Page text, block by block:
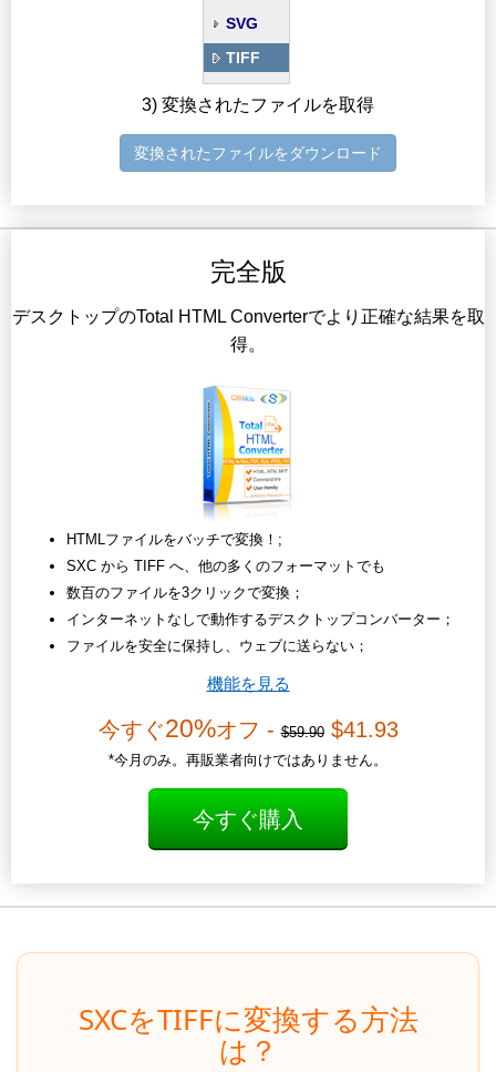
SVG
TIFF
3) 変換されたファイルを取得
変換されたファイルをダウンロード
完全版
デスクトップのTotal HTML Converterでより正確な結果を取
得。
HTMLファイルをバッチで変換！;
SXC から TIFF へ、他の多くのフォーマットでも
数百のファイルを3クリックで変換；
インターネットなしで動作するデスクトップコンバーター；
ファイルを安全に保持し、ウェブに送らない；
機能を見る
今すぐ20%オフ -$59.90$41.93
*今月のみ。再販業者向けではありません。
今すぐ購入
SXCをTIFFに変換する方法
は？